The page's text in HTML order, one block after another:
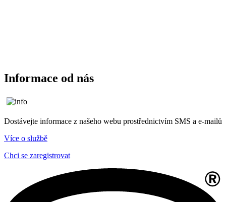
Informace od nás
Dostávejte informace z našeho webu prostřednictvím SMS a e-mailů
Více o službě
Chci se zaregistrovat